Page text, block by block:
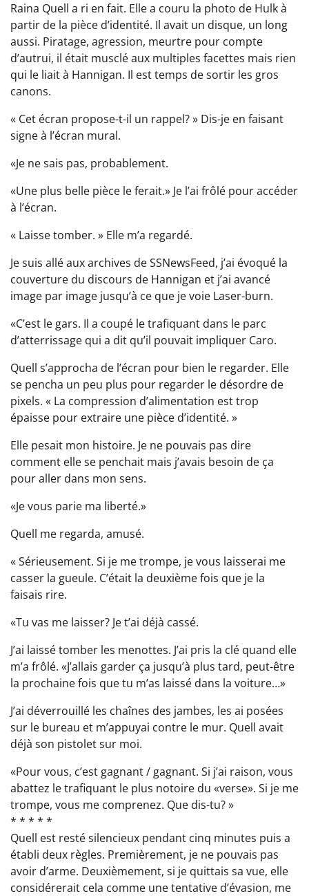
Raina Quell a ri en fait. Elle a couru la photo de Hulk à
partir de la pièce d’identité. Il avait un disque, un long
aussi. Piratage, agression, meurtre pour compte
d’autrui, il était musclé aux multiples facettes mais rien
qui le liait à Hannigan. Il est temps de sortir les gros
canons.
« Cet écran propose-t-il un rappel? » Dis-je en faisant
signe à l’écran mural.
«Je ne sais pas, probablement.
«Une plus belle pièce le ferait.» Je l’ai frôlé pour accéder
à l’écran.
« Laisse tomber. » Elle m’a regardé.
Je suis allé aux archives de SSNewsFeed, j’ai évoqué la
couverture du discours de Hannigan et j’ai avancé
image par image jusqu’à ce que je voie Laser-burn.
«C’est le gars. Il a coupé le trafiquant dans le parc
d’atterrissage qui a dit qu’il pouvait impliquer Caro.
Quell s’approcha de l’écran pour bien le regarder. Elle
se pencha un peu plus pour regarder le désordre de
pixels. « La compression d’alimentation est trop
épaisse pour extraire une pièce d’identité. »
Elle pesait mon histoire. Je ne pouvais pas dire
comment elle se penchait mais j’avais besoin de ça
pour aller dans mon sens.
«Je vous parie ma liberté.»
Quell me regarda, amusé.
« Sérieusement. Si je me trompe, je vous laisserai me
casser la gueule. C’était la deuxième fois que je la
faisais rire.
«Tu vas me laisser? Je t’ai déjà cassé.
J’ai laissé tomber les menottes. J’ai pris la clé quand elle
m’a frôlé. «J’allais garder ça jusqu’à plus tard, peut-être
la prochaine fois que tu m’as laissé dans la voiture…»
J’ai déverrouillé les chaînes des jambes, les ai posées
sur le bureau et m’appuyai contre le mur. Quell avait
déjà son pistolet sur moi.
«Pour vous, c’est gagnant / gagnant. Si j’ai raison, vous
abattez le trafiquant le plus notoire du «verse». Si je me
trompe, vous me comprenez. Que dis-tu? »
* * * * *
Quell est resté silencieux pendant cinq minutes puis a
établi deux règles. Premièrement, je ne pouvais pas
avoir d’arme. Deuxièmement, si je quittais sa vue, elle
considérerait cela comme une tentative d’évasion, me